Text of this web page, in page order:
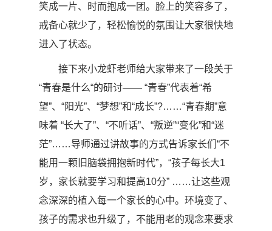
笑成一片、时而抱成一团。脸上的笑容多了，
戒备心就少了，轻松愉悦的氛围让大家很快地
进入了状态。
接下来小龙虾老师给大家带来了一段关于
“青春是什么“的研讨—— “青春”代表着“希
望”、 “阳光”、 “梦想”和“成长”?……“青春期”意
味着 “长大了”、 “不听话”、“叛逆”“变化”和“迷
茫”……导师通过讲故事的方式告诉家长们“不
能用一颗旧脑袋拥抱新时代”，“孩子每长大1
岁，家长就要学习和提高10分” ……让这些观
念深深的植入每一个家长的心中。环境变了、
孩子的需求也升级了，不能用老的观念来要求